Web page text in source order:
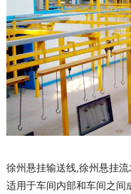
徐州悬挂输送线,徐州悬挂
适用于车间内部和车间之间